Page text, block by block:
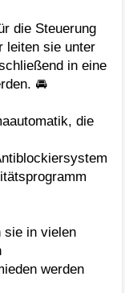
die Steuerung
leiten sie unter
in eine
🚘
die
sie in vielen
werden